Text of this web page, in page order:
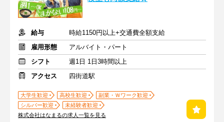
給与
時給1150円以上+交通費全額支給
雇用形態
アルバイト・パート
シフト
週1日 1日3時間以上
アクセス
四街道駅
大学生歓迎 高校生歓迎
副業・Ｗワーク歓迎
シルバー歓迎
未経験者歓迎
株式会社はなまるの求人一覧を見る